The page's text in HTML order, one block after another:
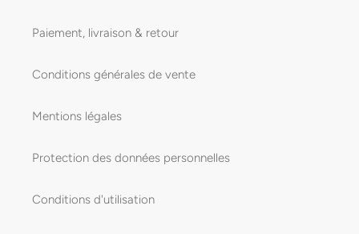
Paiement, livraison & retour
Conditions générales de vente
Mentions légales
Protection des données personnelles
Conditions d'utilisation